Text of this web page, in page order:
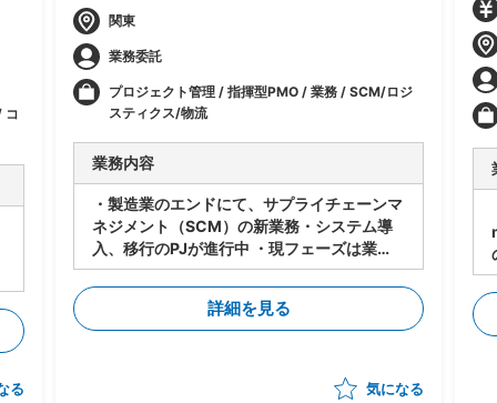
コ
る
関東
業務委託
プロジェクト管理 / 指揮型PMO / 業務 / SCM/ロジ
スティクス/物流
業務内容
・製造業のエンドにて、サプライチェーンマ
ネジメント（SCM）の新業務・システム導
入、移行のPJが進行中 ・現フェーズは業
務・システムの設計は進行中 ・今後各サプ
ライヤーに導入・対応してもらうにあたり、
下記のタスクの支援をいただく想定 -メー
カー⇔サプライヤーの依頼/QA事項の管理
案、決定の支援） -サプライヤー側の進捗
詳細を見る
気になる